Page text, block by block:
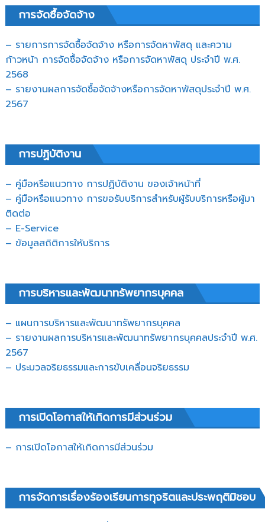
การจัดซื้อจัดจ้าง
– รายการการจัดซื้อจัดจ้าง หรือการจัดหาพัสดุ และความ
ก้าวหน้า การจัดซื้อจัดจ้าง หรือการจัดหาพัสดุ ประจำปี พ.ศ.
2568
– รายงานผลการจัดซื้อจัดจ้างหรือการจัดหาพัสดุประจำปี พ.ศ.
2567
การปฏิบัติงาน
– คู่มือหรือแนวทาง การปฏิบัติงาน ของเจ้าหน้าที่
– คู่มือหรือแนวทาง การขอรับบริการสำหรับผู้รับบริการหรือผู้มา
ติดต่อ
– E-Service
– ข้อมูลสถิติการให้บริการ
การบริหารและพัฒนาทรัพยากรบุคคล
– แผนการบริหารและพัฒนาทรัพยากรบุคคล
– รายงานผลการบริหารและพัฒนาทรัพยากรบุคคลประจำปี พ.ศ.
2567
– ประมวลจริยธรรมและการขับเคลื่อนจริยธรรม
การเปิดโอกาสให้เกิดการมีส่วนร่วม
– การเปิดโอกาสให้เกิดการมีส่วนร่วม
การจัดการเรื่องร้องเรียนการทุจริตและประพฤติมิชอบ